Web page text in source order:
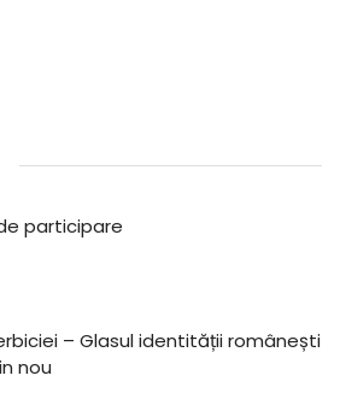
participare
– Glasul identității românești
nou